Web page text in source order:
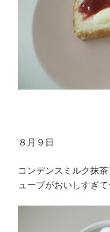
８月９日
コンデンスミルク抹
ューブがおいしすぎ